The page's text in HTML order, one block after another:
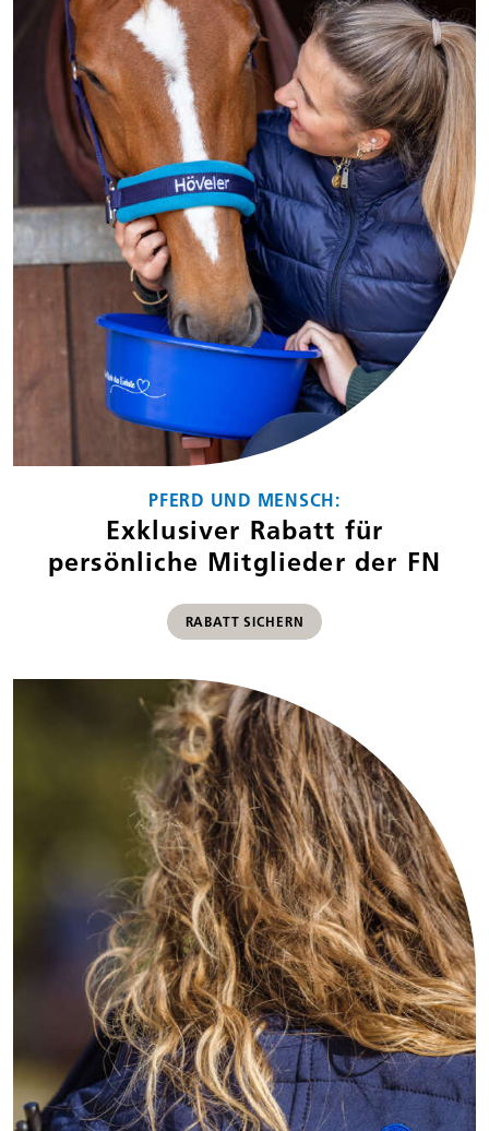
PFERD UND MENSCH:
Exklusiver Rabatt für
persönliche Mitglieder der FN
RABATT SICHERN